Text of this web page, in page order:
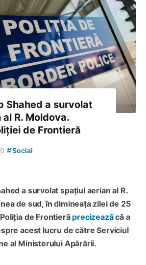
Shahed a survolat
R. Moldova.
de Frontieră
#Social
a survolat spațiul aerian al R.
de sud, în dimineața zilei de 25
de Frontieră precizeazăcă a
acest lucru de către Serviciul
al Ministerului Apărării.